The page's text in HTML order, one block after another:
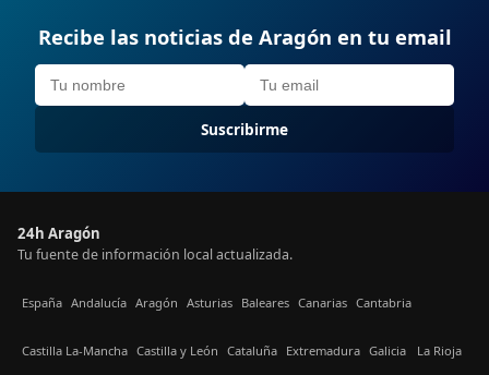
Recibe las noticias de Aragón en tu email
Suscribirme
24h Aragón
Tu fuente de información local actualizada.
España Andalucía Aragón Asturias Baleares Canarias Cantabria
Castilla La-Mancha Castilla y León Cataluña Extremadura Galicia La Rioja